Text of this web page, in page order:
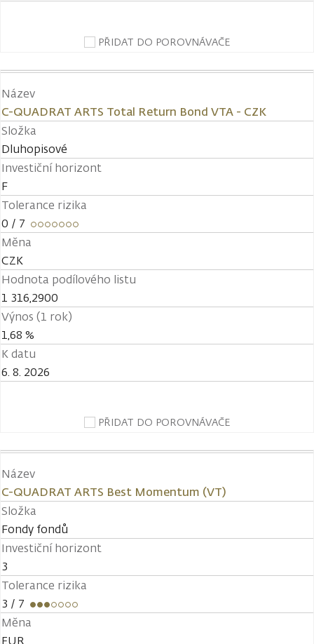
PŘIDAT DO POROVNÁVAČE
Název
C-QUADRAT ARTS Total Return Bond VTA - CZK
Složka
Dluhopisové
Investiční horizont
F
Tolerance rizika
0 / 7
Měna
CZK
Hodnota podílového listu
1 316,2900
Výnos (1 rok)
1,68 %
K datu
6. 8. 2026
PŘIDAT DO POROVNÁVAČE
Název
C-QUADRAT ARTS Best Momentum (VT)
Složka
Fondy fondů
Investiční horizont
3
Tolerance rizika
3 / 7
Měna
EUR